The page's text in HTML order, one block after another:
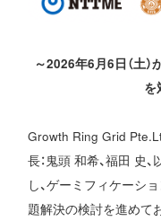
～2026年6月6日（土
を
Growth Ring Grid
長：鬼頭 和希、福田 史
し、ゲーミフィケーシ
題解決の検討を進めて